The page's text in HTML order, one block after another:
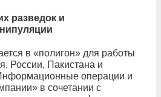
разведок и
в «полигон» для работы
России, Пакистана и
операции и
в сочетании с